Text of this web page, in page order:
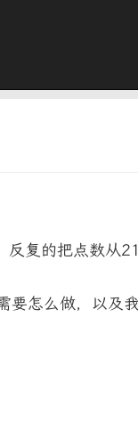
复的把点数从
怎么做，以及